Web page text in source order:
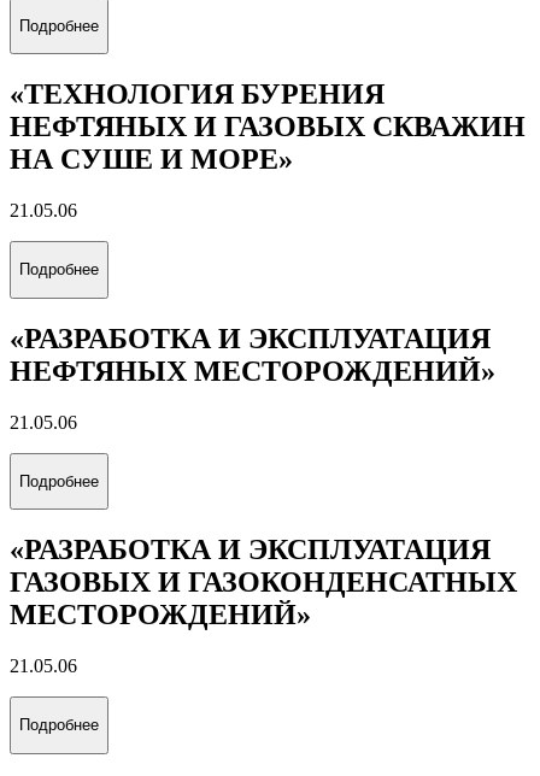
Подробнее
«ТЕХНОЛОГИЯ БУРЕНИЯ
НЕФТЯНЫХ И ГАЗОВЫХ СКВАЖИН
НА СУШЕ И МОРЕ»
21.05.06
Подробнее
«РАЗРАБОТКА И ЭКСПЛУАТАЦИЯ
НЕФТЯНЫХ МЕСТОРОЖДЕНИЙ»
21.05.06
Подробнее
«РАЗРАБОТКА И ЭКСПЛУАТАЦИЯ
ГАЗОВЫХ И ГАЗОКОНДЕНСАТНЫХ
МЕСТОРОЖДЕНИЙ»
21.05.06
Подробнее